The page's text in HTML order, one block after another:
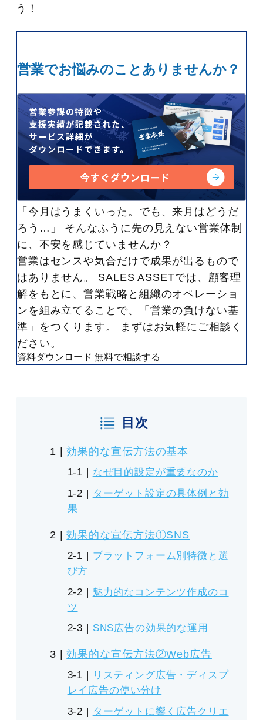
う！
営業でお悩みのことありませんか？
「今月はうまくいった。でも、来月はどうだ
ろう…」 そんなふうに先の見えない営業体制
に、不安を感じていませんか？
営業はセンスや気合だけで成果が出るもので
はありません。 SALES ASSETでは、顧客理
解をもとに、営業戦略と組織のオペレーショ
ンを組み立てることで、「営業の負けない基
準」をつくります。 まずはお気軽にご相談く
ださい。
資料ダウンロード 無料で相談する
目次
効果的な宣伝方法の基本
なぜ目的設定が重要なのか
ターゲット設定の具体例と効
果
効果的な宣伝方法①SNS
プラットフォーム別特徴と選
び方
魅力的なコンテンツ作成のコ
ツ
SNS広告の効果的な運用
効果的な宣伝方法②Web広告
リスティング広告・ディスプ
レイ広告の使い分け
ターゲットに響く広告クリエ